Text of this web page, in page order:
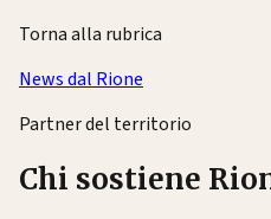
Torna alla rubrica
News dal Rione
Partner del territorio
Chi sostiene